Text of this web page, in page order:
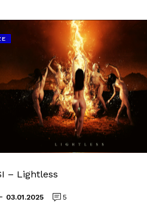
– Lightless
- 03.01.2025 5